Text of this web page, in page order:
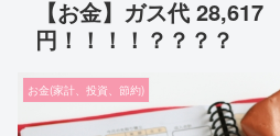
【お金】ガス代 28,617
円！！！！？？？？
お金(家計、投資、節約)